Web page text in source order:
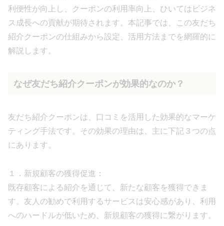
利便性が向上し、クーポンの利用率向上、ひいてはビジネ
ス成長への貢献が期待されます。本記事では、この友だち
紹介クーポンの仕組みから設定、活用方法までを網羅的に
解説します。
なぜ友だち紹介クーポンが効果的なのか？
友だち紹介クーポンは、口コミを活用した効果的なマーケ
ティング手法です。その効果の理由は、主に下記３つの点
にあります。
１．新規顧客の獲得促進：
既存顧客による紹介を通じて、新たな顧客を獲得できま
す。友人の勧めで利用するサービスは安心感があり、利用
へのハードルが低いため、新規顧客の獲得に繋がります。